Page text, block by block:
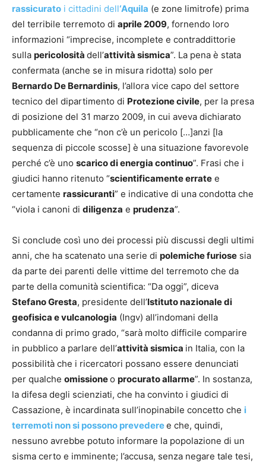
rassicurato i cittadini dell‘Aquila (e zone limitrofe) prima
del terribile terremoto di aprile 2009, fornendo loro
informazioni “imprecise, incomplete e contraddittorie
sulla pericolosità dell’attività sismica”. La pena è stata
confermata (anche se in misura ridotta) solo per
Bernardo De Bernardinis, l’allora vice capo del settore
tecnico del dipartimento di Protezione civile, per la presa
di posizione del 31 marzo 2009, in cui aveva dichiarato
pubblicamente che “non c’è un pericolo […]anzi [la
sequenza di piccole scosse] è una situazione favorevole
perché c’è uno scarico di energia continuo”. Frasi che i
giudici hanno ritenuto “scientificamente errate e
certamente rassicuranti” e indicative di una condotta che
“viola i canoni di diligenza e prudenza”.
Si conclude così uno dei processi più discussi degli ultimi
anni, che ha scatenato una serie di polemiche furiose sia
da parte dei parenti delle vittime del terremoto che da
parte della comunità scientifica: “Da oggi”, diceva
Stefano Gresta, presidente dell’Istituto nazionale di
geofisica e vulcanologia (Ingv) all’indomani della
condanna di primo grado, “sarà molto difficile comparire
in pubblico a parlare dell’attività sismica in Italia, con la
possibilità che i ricercatori possano essere denunciati
per qualche omissioneo procurato allarme”. In sostanza,
la difesa degli scienziati, che ha convinto i giudici di
Cassazione, è incardinata sull’inopinabile concetto che i
terremoti non si possono prevederee che, quindi,
nessuno avrebbe potuto informare la popolazione di un
sisma certo e imminente; l’accusa, senza negare tale tesi,